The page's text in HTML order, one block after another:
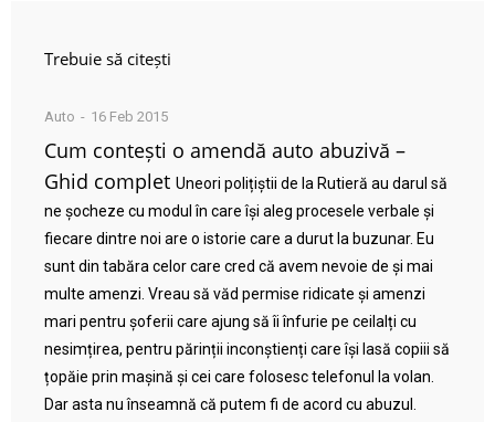
Trebuie să citești
Auto 16 Feb 2015
Cum contești o amendă auto abuzivă –
Ghid complet Uneori polițiștii de la Rutieră au darul să
ne șocheze cu modul în care își aleg procesele verbale și
fiecare dintre noi are o istorie care a durut la buzunar. Eu
sunt din tabăra celor care cred că avem nevoie de și mai
multe amenzi. Vreau să văd permise ridicate și amenzi
mari pentru șoferii care ajung să îi înfurie pe ceilalți cu
nesimțirea, pentru părinții inconștienți care își lasă copiii să
țopăie prin mașină și cei care folosesc telefonul la volan.
Dar asta nu înseamnă că putem fi de acord cu abuzul.